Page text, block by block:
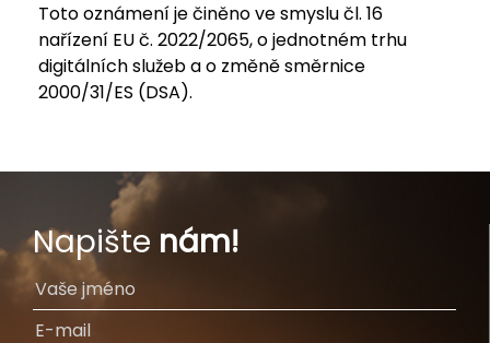
Toto oznámení je činěno ve smyslu čl. 16
nařízení EU č. 2022/2065, o jednotném trhu
digitálních služeb a o změně směrnice
2000/31/ES (DSA).
Napište nám!